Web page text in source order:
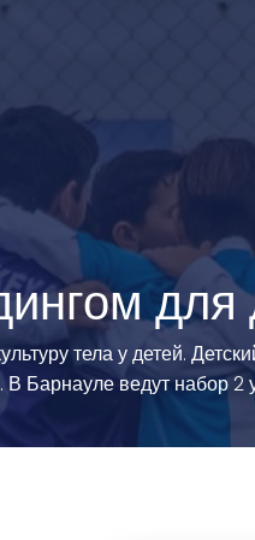
виды
спорт
спорта
тела у детей.
В Барнауле ведут набор 2